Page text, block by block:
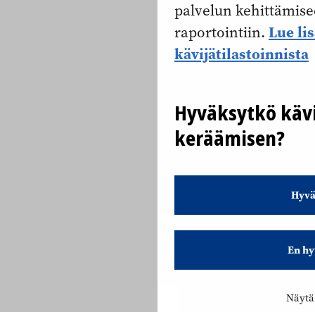
palvelun
raportointiin. Lue
kävijätilastoinnista
Hyväksytkö
keräämisen?
En